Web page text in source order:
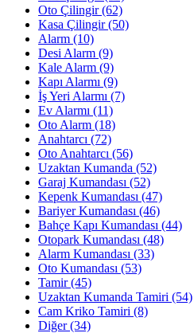
Oto Çilingir(62)
Kasa Çilingir(50)
Alarm (10)
Desi Alarm (9)
Kale Alarm (9)
Kapı Alarmı (9)
İş Yeri Alarmı (7)
Ev Alarmı (11)
Oto Alarm (18)
Anahtarcı (72)
Oto Anahtarcı (56)
Uzaktan Kumanda (52)
Garaj Kumandası (52)
Kepenk Kumandası (47)
Bariyer Kumandası (46)
Bahçe Kapı Kumandası (44)
Otopark Kumandası (48)
Alarm Kumandası (33)
Oto Kumandası (53)
Tamir(45)
Uzaktan Kumanda Tamiri (54)
Cam Kriko Tamiri (8)
Diğer(34)